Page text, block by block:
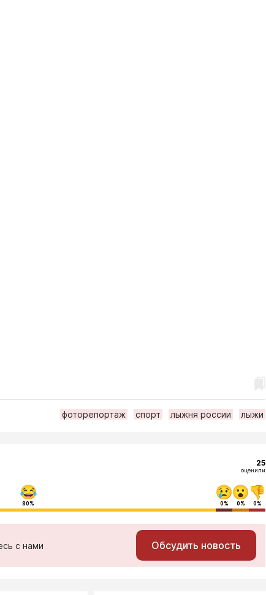
фоторепортаж спорт лыжня россии лыжи
25
оценили
80% 0% 0% 0%
с нами Обсудить новость